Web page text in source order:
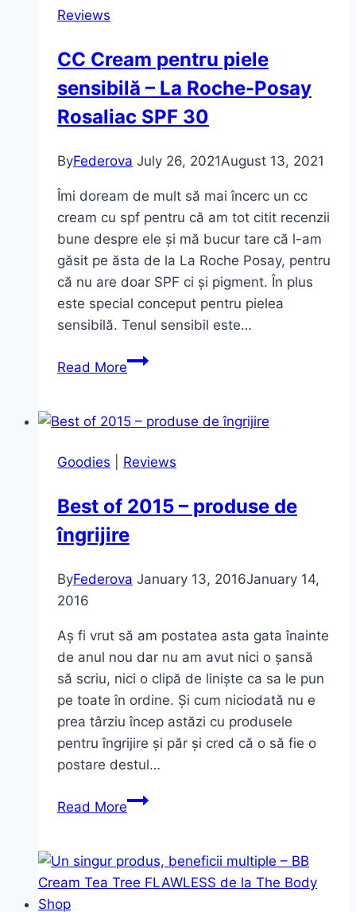
Reviews
CC Cream pentru piele
sensibilă – La Roche-Posay
Rosaliac SPF 30
ByFederova July 26, 2021August 13, 2021
Îmi doream de mult să mai încerc un cc
cream cu spf pentru că am tot citit recenzii
bune despre ele și mă bucur tare că l-am
găsit pe ăsta de la La Roche Posay, pentru
că nu are doar SPF ci și pigment. În plus
este special conceput pentru pielea
sensibilă. Tenul sensibil este…
Read MoreCC
piele
–
Roche-
Posay
SPF
Goodies Reviews
Best of 2015 – produse de
îngrijire
ByFederova January 13, 2016January 14,
2016
Aș fi vrut să am postatea asta gata înainte
de anul nou dar nu am avut nici o șansă
să scriu, nici o clipă de liniște ca sa le pun
pe toate în ordine. Și cum niciodată nu e
prea târziu încep astăzi cu produsele
pentru îngrijire și păr și cred că o să fie o
postare destul…
Read MoreBest
–
produse